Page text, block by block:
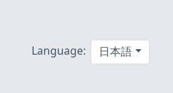
Language: 日本語